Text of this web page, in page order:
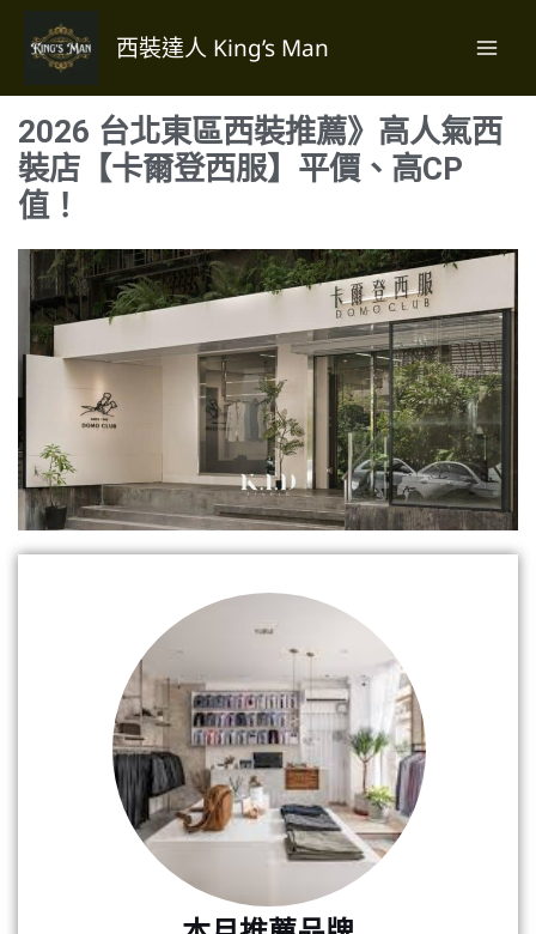
要
西裝達人 King’s Man
2026 台北東區西裝推薦》高人氣西
裝店【卡爾登西服】平價、高CP
值！